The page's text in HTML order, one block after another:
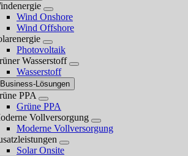
Wind Onshore
Wind Offshore
Photovoltaik
Wasserstoff
Wasserstoff
Lösungen
PPA
Grüne PPA
Vollversorgung
Moderne Vollversorgung
Solar Onsite